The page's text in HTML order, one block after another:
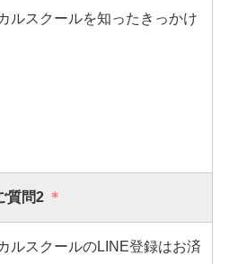
ルスクールを知ったきっかけ
質問2 ＊
ルスクールのLINE登録はお済